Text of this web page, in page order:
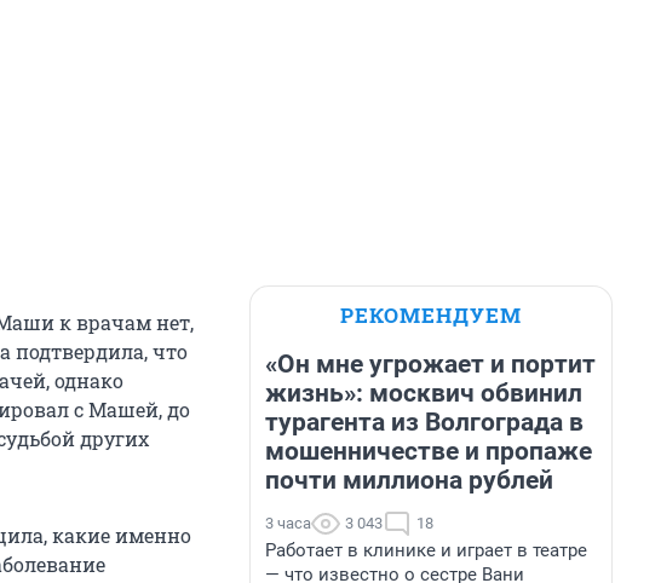
к врачам нет,
подтвердила, что
однако
с Машей, до
других
какие именно
РЕКОМЕНДУЕМ
«Он мне угрожает и портит
жизнь»: москвич обвинил
турагента из Волгограда в
мошенничестве и пропаже
почти миллиона рублей
3 часа 3 043 18
Работает в клинике и играет в театре
— что известно о сестре Вани